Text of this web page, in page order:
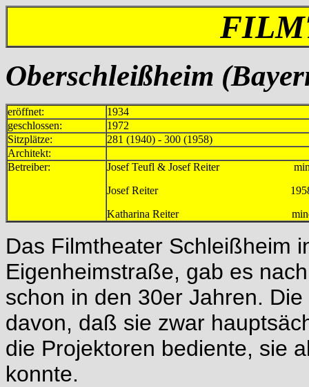
Oberschleißheim
eröffnet:
1934
geschlossen:
1972
Sitzplätze:
281 (1940) - 300 (1958)
Architekt:
Betreiber:
Josef Teufl & Josef Reiter
Josef Reiter
Katharina Reiter
Das Filmtheater Schleißheim
Eigenheimstraße, gab es
schon in den 30er Jahren.
davon, daß sie zwar
die Projektoren bediente, sie
konnte.